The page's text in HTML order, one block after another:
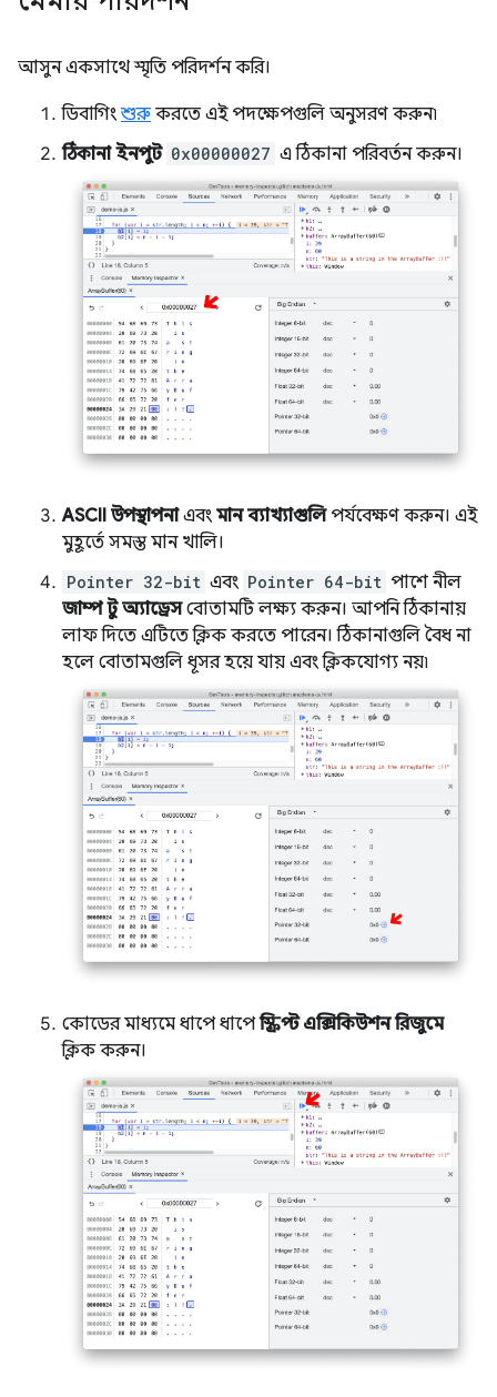
আসুন একসাথে স্মৃতি পরিদর্শন করি।
ডিবাগিং শুরু করতে এই পদক্ষেপগুলি অনুসরণ করুন৷
ঠিকানা ইনপুট 0x00000027 এ ঠিকানা পরিবর্তন করুন।
ASCII উপস্থাপনাএবং মান ব্যাখ্যাগুলিপর্যবেক্ষণ করুন। এই
মুহূর্তে সমস্ত মান খালি।
Pointer 32-bit এবং Pointer 64-bit পাশে নীল
জাম্প টু অ্যাড্রেসবোতামটি লক্ষ্য করুন। আপনি ঠিকানায়
লাফ দিতে এটিতে ক্লিক করতে পারেন। ঠিকানাগুলি বৈধ না
হলে বোতামগুলি ধূসর হয়ে যায় এবং ক্লিকযোগ্য নয়৷
কোডের মাধ্যমে ধাপে ধাপেস্ক্রিপ্ট এক্সিকিউশন রিজুমে
ক্লিক করুন।